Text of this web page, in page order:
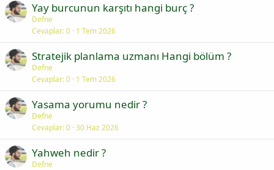
Yay burcunun karşıtı hangi burç ?
Defne
Cevaplar 0 1 Tem 2026
Stratejik planlama uzmanı Hangi bölüm ?
Defne
Cevaplar 0 1 Tem 2026
Yasama yorumu nedir ?
Defne
Cevaplar 0 30 Haz 2026
Yahweh nedir ?
Defne